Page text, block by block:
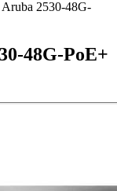
2530-48G-
48G-PoE+